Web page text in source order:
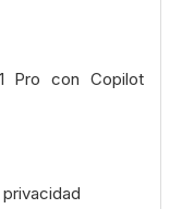
Pro con Copilot